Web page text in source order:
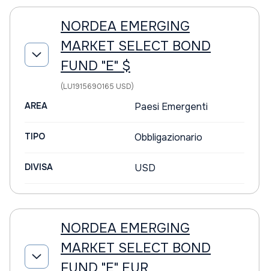
NORDEA EMERGING
MARKET SELECT BOND
FUND "E" $
(LU1915690165 USD)
AREA Paesi Emergenti
TIPO Obbligazionario
DIVISA USD
NORDEA EMERGING
MARKET SELECT BOND